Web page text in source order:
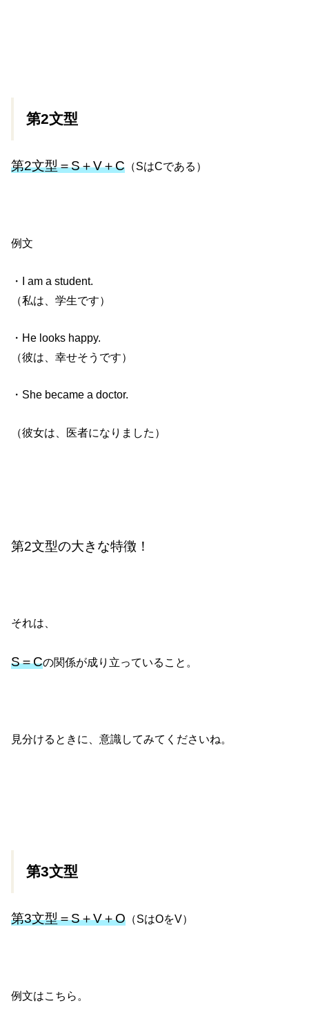
第2文型
第2文型＝S＋V＋C （SはCである）
例文
・I am a student.
（私は、学生です）
・He looks happy.
（彼は、幸せそうです）
・She became a doctor.
（彼女は、医者になりました）
第2文型の大きな特徴！
それは、
S＝Cの関係が成り立っていること。
見分けるときに、意識してみてくださいね。
第3文型
第3文型＝S＋V＋O （SはOをV）
例文はこちら。